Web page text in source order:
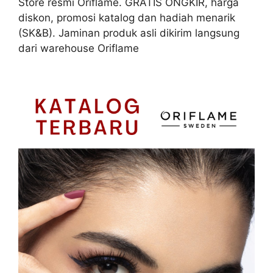
Store resmi Oriflame. GRATIS ONGKIR, harga
diskon, promosi katalog dan hadiah menarik
(SK&B). Jaminan produk asli dikirim langsung
dari warehouse Oriflame